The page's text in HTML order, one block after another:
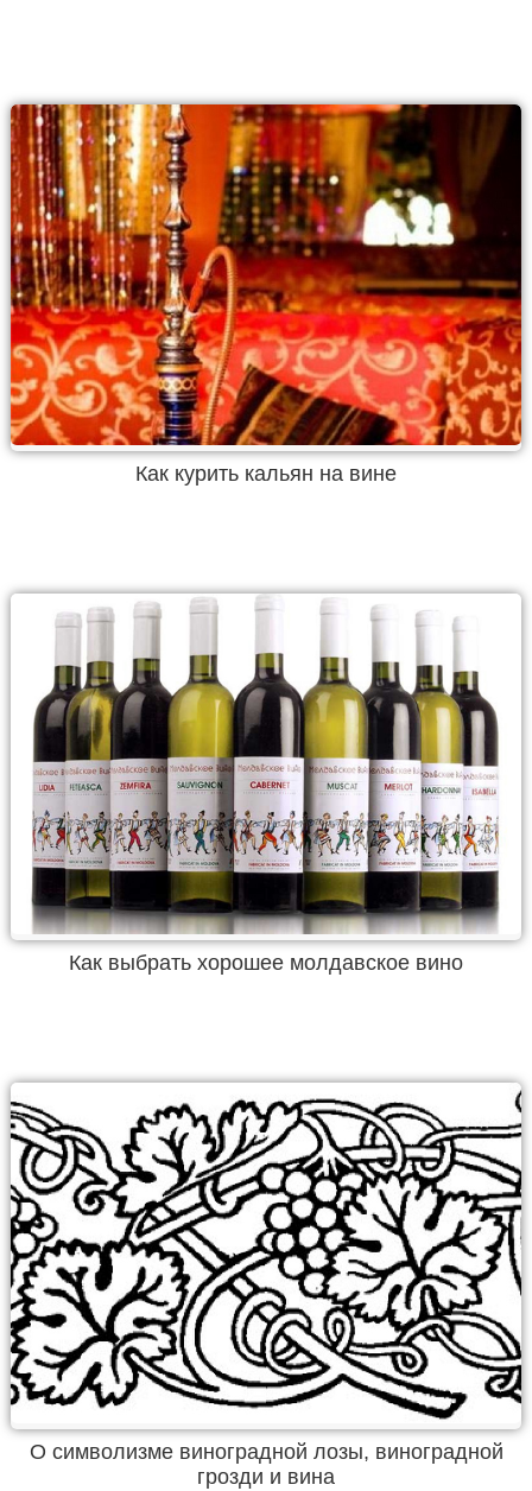
Как курить кальян на вине
Как выбрать хорошее молдавское вино
О символизме виноградной лозы, виноградной
грозди и вина